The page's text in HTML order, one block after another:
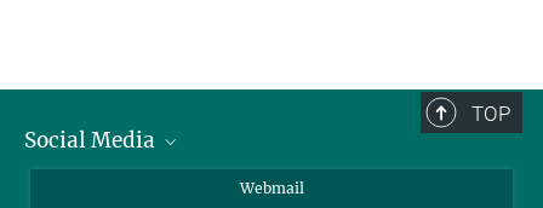
TOP
Social Media
Webmail